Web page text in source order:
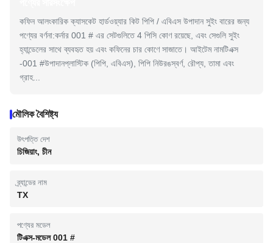
কফিন আলংকারিক ক্যাসকেট হার্ডওয়্যার কিট পিপি / এবিএস উপাদান সুইং বারের জন্য
পণ্যের বর্ণনা:কর্নার 001 # এর সেটগুলিতে 4 পিসি কোণ রয়েছে, এবং সেগুলি সুইং
হ্যান্ডেলের সাথে ব্যবহৃত হয় এবং কফিনের চার কোণে সাজাতে। আইটেম নামটিএক্স
-001 #উপাদানপ্লাস্টিক (পিপি, এবিএস), পিপি নিউরঙস্বর্ণ, রৌপ্য, তামা এবং
গ্রাহ...
মৌলিক বৈশিষ্ট্য
উৎপত্তি দেশ
চিজিয়াং, চীন
ব্র্যান্ডের নাম
TX
পণ্যের মডেল
টিএক্স-মডেল 001 #